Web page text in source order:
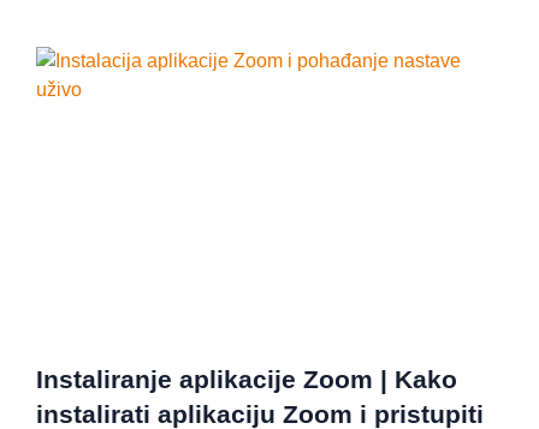
Instaliranje aplikacije Zoom | Kako
instalirati aplikaciju Zoom i pristupiti